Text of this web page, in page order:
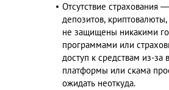
Отсутствие страхования
депозитов,
не защищены никакими
программами или
доступ к средствам из-за
платформы или скама
ожидать неоткуда.